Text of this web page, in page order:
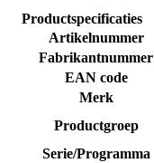
Productspecificaties
Artikelnummer
Fabrikantnummer
EAN code
Merk
Productgroep
Serie/Programma